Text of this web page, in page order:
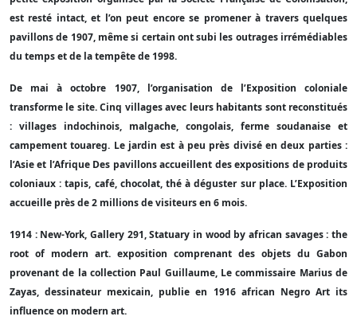
est resté intact, et l’on peut encore se promener à travers quelques
pavillons de 1907, même si certain ont subi les outrages irrémédiables
du temps et de la tempête de 1998.
De mai à octobre 1907, l’organisation de l’Exposition coloniale
transforme le site. Cinq villages avec leurs habitants sont reconstitués
: villages indochinois, malgache, congolais, ferme soudanaise et
campement touareg. Le jardin est à peu près divisé en deux parties :
l’Asie et l’Afrique Des pavillons accueillent des expositions de produits
coloniaux : tapis, café, chocolat, thé à déguster sur place. L’Exposition
accueille près de 2 millions de visiteurs en 6 mois.
1914 : New-York, Gallery 291, Statuary in wood by african savages : the
root of modern art. exposition comprenant des objets du Gabon
provenant de la collection Paul Guillaume, Le commissaire Marius de
Zayas, dessinateur mexicain, publie en 1916 african Negro Art its
influence on modern art.